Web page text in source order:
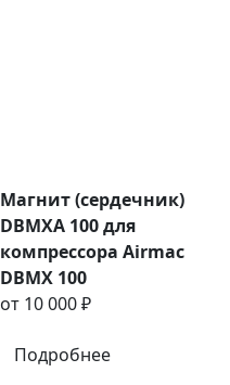
Магнит (сердечник)
DBMXA 100 для
компрессора Airmac
DBMX 100
от 10 000 ₽
Подробнее